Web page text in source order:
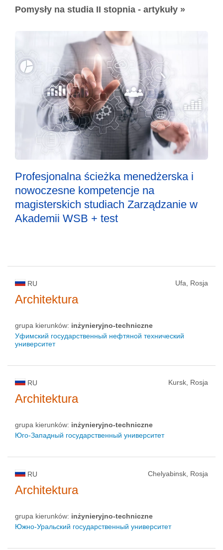
Pomysły na studia II stopnia - artykuły »
Profesjonalna ścieżka menedżerska i
nowoczesne kompetencje na
magisterskich studiach Zarządzanie w
Akademii WSB + test
RU Ufa, Rosja
Architektura
grupa kierunków: inżynieryjno-techniczne
Уфимский государственный нефтяной технический
университет
RU Kursk, Rosja
Architektura
grupa kierunków: inżynieryjno-techniczne
Юго-Западный государственный университет
RU Chelyabinsk, Rosja
Architektura
grupa kierunków: inżynieryjno-techniczne
Южно-Уральский государственный университет